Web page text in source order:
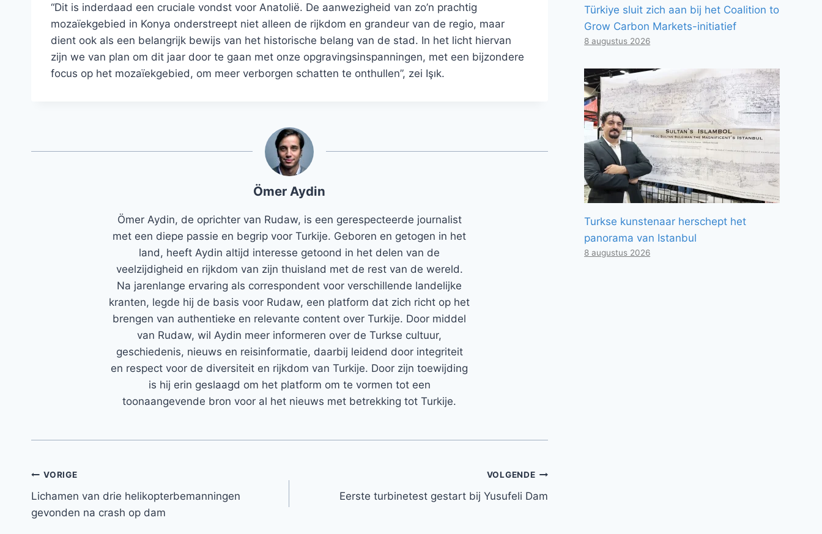
“Dit is inderdaad een cruciale vondst voor Anatolië. De aanwezigheid van zo’n prachtig
mozaïekgebied in Konya onderstreept niet alleen de rijkdom en grandeur van de regio, maar
dient ook als een belangrijk bewijs van het historische belang van de stad. In het licht hiervan
zijn we van plan om dit jaar door te gaan met onze opgravingsinspanningen, met een bijzondere
focus op het mozaïekgebied, om meer verborgen schatten te onthullen”, zei Işık.
Ömer Aydin
Ömer Aydin, de oprichter van Rudaw, is een gerespecteerde journalist
met een diepe passie en begrip voor Turkije. Geboren en getogen in het
land, heeft Aydin altijd interesse getoond in het delen van de
veelzijdigheid en rijkdom van zijn thuisland met de rest van de wereld.
Na jarenlange ervaring als correspondent voor verschillende landelijke
kranten, legde hij de basis voor Rudaw, een platform dat zich richt op het
brengen van authentieke en relevante content over Turkije. Door middel
van Rudaw, wil Aydin meer informeren over de Turkse cultuur,
geschiedenis, nieuws en reisinformatie, daarbij leidend door integriteit
en respect voor de diversiteit en rijkdom van Turkije. Door zijn toewijding
is hij erin geslaagd om het platform om te vormen tot een
toonaangevende bron voor al het nieuws met betrekking tot Turkije.
Bericht
navigatie
VORIGE
Lichamen van drie helikopterbemanningen
gevonden na crash op dam
VOLGENDE
Eerste turbinetest gestart bij Yusufeli Dam
Türkiye sluit zich aan bij het Coalition to
Grow Carbon Markets-initiatief
8 augustus 2026
Turkse kunstenaar herschept het
panorama van Istanbul
8 augustus 2026